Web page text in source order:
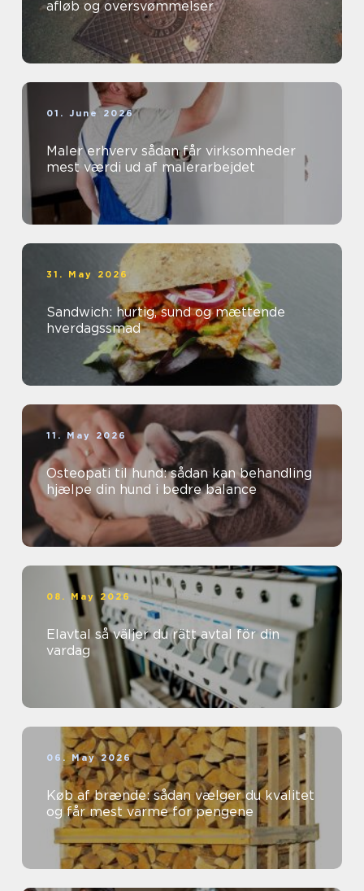
afløb og oversvømmelser
01. June 2026
Maler erhverv sådan får virksomheder
mest værdi ud af malerarbejdet
31. May 2026
Sandwich: hurtig, sund og mættende
hverdagssmad
11. May 2026
Osteopati til hund: sådan kan behandling
hjælpe din hund i bedre balance
08. May 2026
Elavtal så väljer du rätt avtal för din
vardag
06. May 2026
Køb af brænde: sådan vælger du kvalitet
og får mest varme for pengene